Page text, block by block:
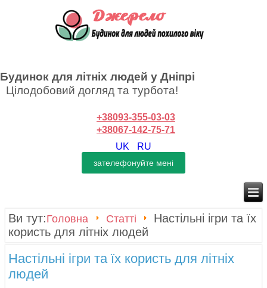
Будинок для літніх людей у Дніпрі
Цілодобовий догляд та турбота!
+38093-355-03-03
+38067-142-75-71
UK
RU
Ви тут:Головна Статті
Настільні ігри та їх
користь для літніх людей
Настільні ігри та їх користь для літніх
людей